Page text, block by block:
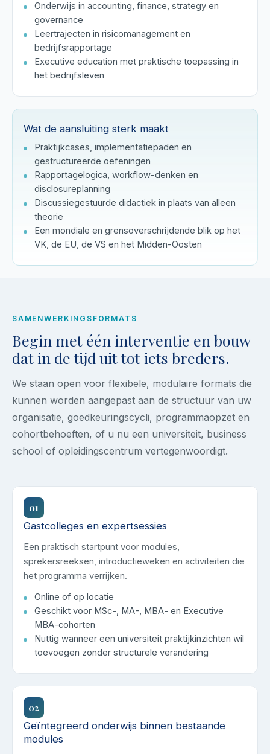
Onderwijs in accounting, finance, strategy en
governance
Leertrajecten in risicomanagement en
bedrijfsrapportage
Executive education met praktische toepassing in
het bedrijfsleven
Wat de aansluiting sterk maakt
Praktijkcases, implementatiepaden en
gestructureerde oefeningen
Rapportagelogica, workflow-denken en
disclosureplanning
Discussiegestuurde didactiek in plaats van alleen
theorie
Een mondiale en grensoverschrijdende blik op het
VK, de EU, de VS en het Midden-Oosten
SAMENWERKINGSFORMATS
Begin met één interventie en bouw
dat in de tijd uit tot iets breders.
We staan open voor flexibele, modulaire formats die
kunnen worden aangepast aan de structuur van uw
organisatie, goedkeuringscycli, programmaopzet en
cohortbehoeften, of u nu een universiteit, business
school of opleidingscentrum vertegenwoordigt.
01
Gastcolleges en expertsessies
Een praktisch startpunt voor modules,
sprekersreeksen, introductieweken en activiteiten die
het programma verrijken.
Online of op locatie
Geschikt voor MSc-, MA-, MBA- en Executive
MBA-cohorten
Nuttig wanneer een universiteit praktijkinzichten wil
toevoegen zonder structurele verandering
02
Geïntegreerd onderwijs binnen bestaande
modules